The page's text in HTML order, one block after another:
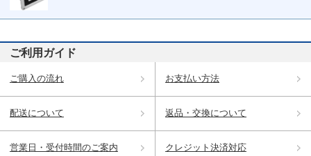
ご利用ガイド
ご購入の流れ お支払い方法
配送について 返品・交換について
営業日・受付時間のご案内 クレジット決済対応